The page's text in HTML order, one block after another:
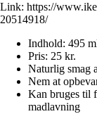
Link: https://
20514918/
Indhold: 495
Pris: 25 kr.
Naturlig smag
Nem at
Kan bruges til
madlavning